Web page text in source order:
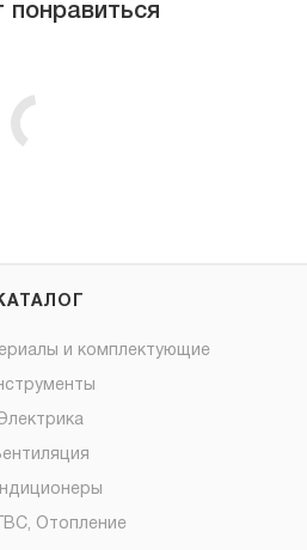
и комплектующие
Отопление